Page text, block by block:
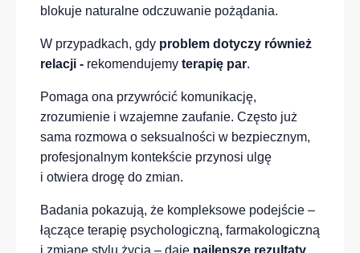
blokuje naturalne odczuwanie pożądania.
W przypadkach, gdy problem dotyczy również
relacji - rekomendujemy terapię par.
Pomaga ona przywrócić komunikację,
zrozumienie i wzajemne zaufanie. Często już
sama rozmowa o seksualności w bezpiecznym,
profesjonalnym kontekście przynosi ulgę
i otwiera drogę do zmian.
Badania pokazują, że kompleksowe podejście –
łączące terapię psychologiczną, farmakologiczną
i zmianę stylu życia – daje najlepsze rezultaty